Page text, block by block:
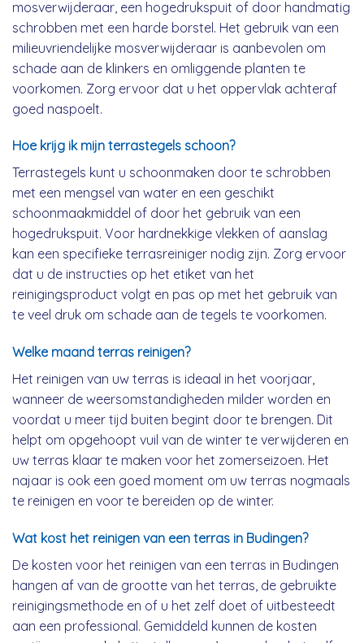
mosverwijderaar, een hogedrukspuit of door handmatig
schrobben met een harde borstel. Het gebruik van een
milieuvriendelijke mosverwijderaar is aanbevolen om
schade aan de klinkers en omliggende planten te
voorkomen. Zorg ervoor dat u het oppervlak achteraf
goed naspoelt.
Hoe krijg ik mijn terrastegels schoon?
Terrastegels kunt u schoonmaken door te schrobben
met een mengsel van water en een geschikt
schoonmaakmiddel of door het gebruik van een
hogedrukspuit. Voor hardnekkige vlekken of aanslag
kan een specifieke terrasreiniger nodig zijn. Zorg ervoor
dat u de instructies op het etiket van het
reinigingsproduct volgt en pas op met het gebruik van
te veel druk om schade aan de tegels te voorkomen.
Welke maand terras reinigen?
Het reinigen van uw terras is ideaal in het voorjaar,
wanneer de weersomstandigheden milder worden en
voordat u meer tijd buiten begint door te brengen. Dit
helpt om opgehoopt vuil van de winter te verwijderen en
uw terras klaar te maken voor het zomerseizoen. Het
najaar is ook een goed moment om uw terras nogmaals
te reinigen en voor te bereiden op de winter.
Wat kost het reinigen van een terras in Budingen?
De kosten voor het reinigen van een terras in Budingen
hangen af van de grootte van het terras, de gebruikte
reinigingsmethode en of u het zelf doet of uitbesteedt
aan een professional. Gemiddeld kunnen de kosten